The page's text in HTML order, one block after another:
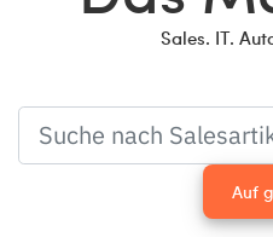
Sales. IT.